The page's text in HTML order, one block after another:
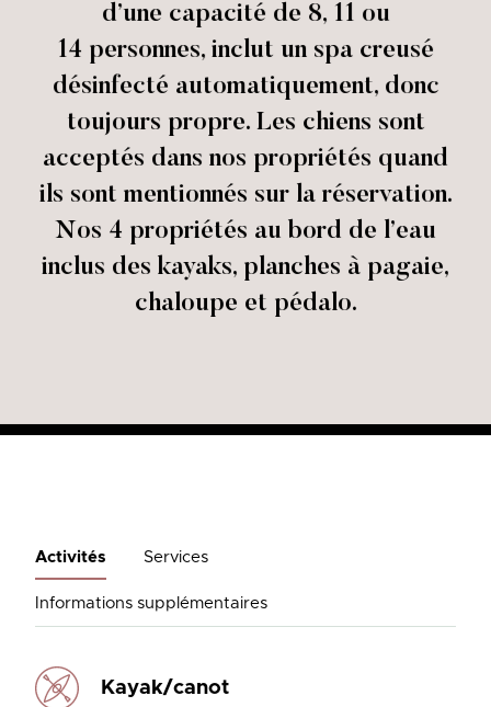
d’une capacité de 8, 11 ou
14 personnes, inclut un spa creusé
désinfecté automatiquement, donc
toujours propre. Les chiens sont
acceptés dans nos propriétés quand
ils sont mentionnés sur la réservation.
Nos 4 propriétés au bord de l’eau
inclus des kayaks, planches à pagaie,
chaloupe et pédalo.
Activités Services
Informations supplémentaires
Kayak/canot